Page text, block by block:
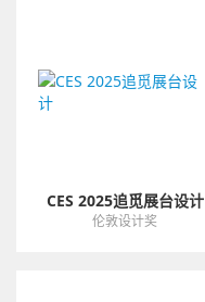
CES 2025追觅展台设计
伦敦设计奖